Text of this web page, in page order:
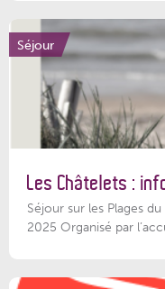
Séjour
Les Châtelets :
Séjour sur les Plages
2025 Organisé par